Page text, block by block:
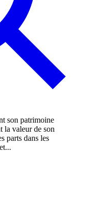
la valeur de son
parts dans les